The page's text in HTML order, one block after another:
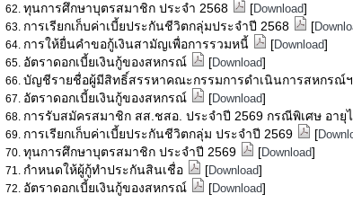
ทุนการศึกษาบุตรสมาชิก ประจำ 2568
[Download]
การเรียกเก็บค่าเบี้ยประกันชีวิตกลุ่มประจำปี 2568
[
การให้ยื่นคำขอกู้เงินสามัญเพื่อการรวมหนี้
[Download]
อัตราดอกเบี้ยเงินกู้ของสหกรณ์
[Download]
บัญชีรายชื่อผู้มีสิทธิ์สรรหาคณะกรรมการดำเนินการสหกรณ์
อัตราดอกเบี้ยเงินกู้ของสหกรณ์
[Download]
การรับสมัครสมาชิก สส.ชสอ. ประจำปี 2569 กรณีพิเศษ อายุ
การเรียกเก็บค่าเบี้ยประกันชีวิตกลุ่ม ประจำปี 2569
[
ทุนการศึกษาบุตรสมาชิก ประจำปี 2569
[Download]
กำหนดให้ผู้กู้ทำประกันสินเชื่อ
[Download]
อัตราดอกเบี้ยเงินกู้ของสหกรณ์
[Download]